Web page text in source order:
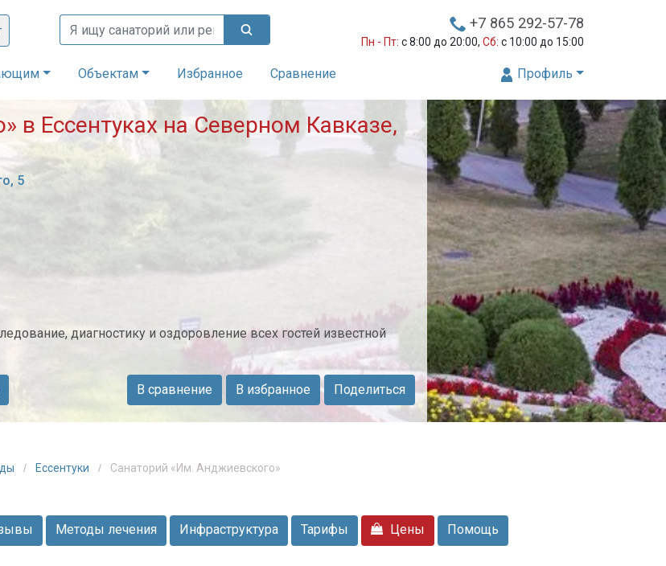
+7 865 292-57-78
Пн - Пт: с 8:00 до 20:00, Сб: с 10:00 до 15:00
Объектам Избранное Сравнение Профиль
в Ессентуках на Северном Кавказе,
5
диагностику и оздоровление всех гостей известной
Поделиться
В избранное
В сравнение
Ессентуки Санаторий «Им. Анджиевского»
Методы лечения Инфраструктура Тарифы Цены Помощь